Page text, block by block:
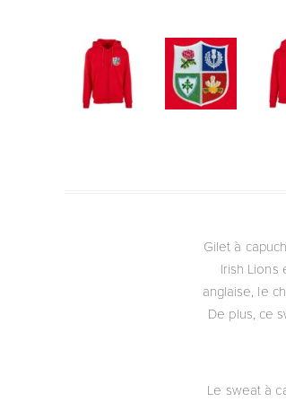
Gilet à
Irish
anglaise, le
De plus, ce
Le sweat à